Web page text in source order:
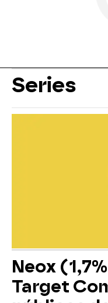
Series
Neox
Target